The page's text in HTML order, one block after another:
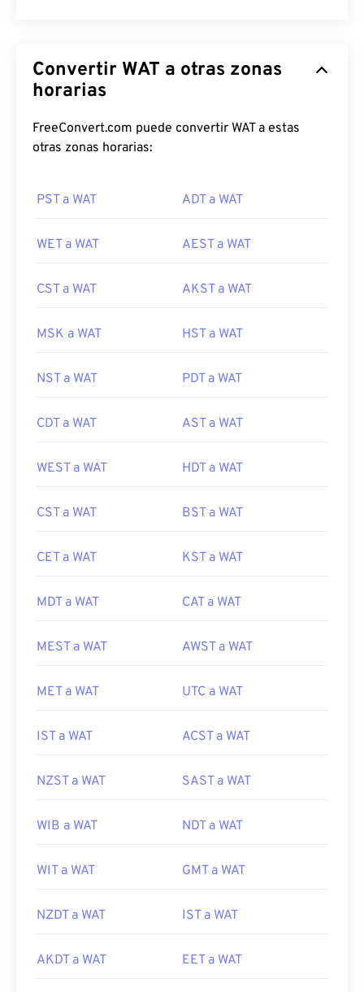
Convertir WAT a otras zonas
horarias
FreeConvert.com puede convertir WAT a estas
otras zonas horarias:
PST a WAT ADT a WAT
WET a WAT AEST a WAT
CST a WAT AKST a WAT
MSK a WAT HST a WAT
NST a WAT PDT a WAT
CDT a WAT AST a WAT
WEST a WAT HDT a WAT
CST a WAT BST a WAT
CET a WAT KST a WAT
MDT a WAT CAT a WAT
MEST a WAT AWST a WAT
MET a WAT UTC a WAT
IST a WAT ACST a WAT
NZST a WAT SAST a WAT
WIB a WAT NDT a WAT
WIT a WAT GMT a WAT
NZDT a WAT IST a WAT
AKDT a WAT EET a WAT